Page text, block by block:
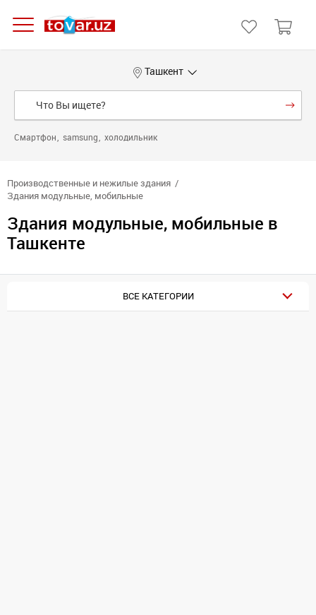
Ташкент
Смартфон samsung холодильник
Производственные и нежилые здания
Здания модульные, мобильные
Здания модульные, мобильные в
Ташкенте
ВСЕ КАТЕГОРИИ